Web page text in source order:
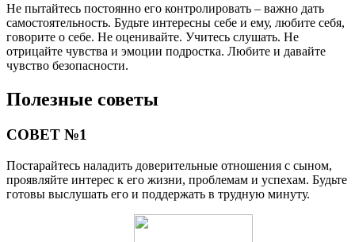
Не пытайтесь постоянно его контролировать – важно дать
самостоятельность. Будьте интересны себе и ему, любите себя,
говорите о себе. Не оценивайте. Учитесь слушать. Не
отрицайте чувства и эмоции подростка. Любите и давайте
чувство безопасности.
Полезные советы
СОВЕТ №1
Постарайтесь наладить доверительные отношения с сыном,
проявляйте интерес к его жизни, проблемам и успехам. Будьте
готовы выслушать его и поддержать в трудную минуту.